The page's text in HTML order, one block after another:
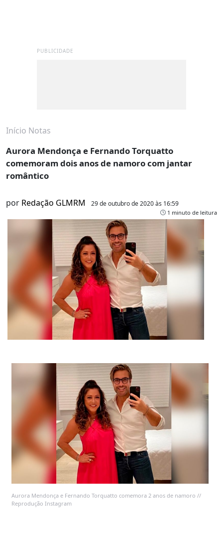
PUBLICIDADE
Início Notas
Aurora Mendonça e Fernando Torquatto
comemoram dois anos de namoro com jantar
romântico
por Redação GLMRM 29 de outubro de 2020 às 16:59
1 minuto de leitura
Aurora Mendonça e Fernando Torquatto comemora 2 anos de namoro //
Reprodução Instagram